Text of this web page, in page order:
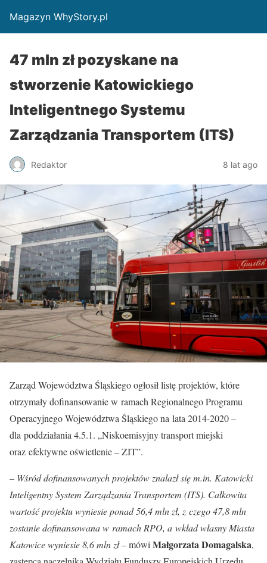
Magazyn WhyStory.pl
47 mln zł pozyskane na
stworzenie Katowickiego
Inteligentnego Systemu
Zarządzania Transportem (ITS)
Redaktor 8 lat ago
Zarząd Województwa Śląskiego ogłosił listę projektów, które
otrzymały dofinansowanie w ramach Regionalnego Programu
Operacyjnego Województwa Śląskiego na lata 2014-2020 –
dla poddziałania 4.5.1. „Niskoemisyjny transport miejski
oraz efektywne oświetlenie – ZIT”.
– Wśród dofinansowanych projektów znalazł się m.in. Katowicki
Inteligentny System Zarządzania Transportem (ITS). Całkowita
wartość projektu wyniesie ponad 56,4 mln zł, z czego 47,8 mln
zostanie dofinansowana w ramach RPO, a wkład własny Miasta
Katowice wyniesie 8,6 mln zł– mówi Małgorzata Domagalska,